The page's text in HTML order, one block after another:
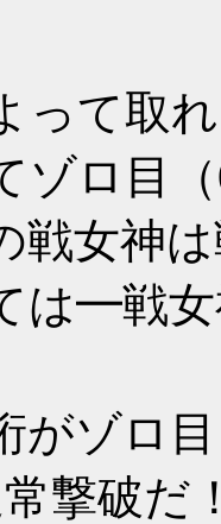
って取
ゾロ目（
戦女神
は━戦
がゾロ
撃破だ